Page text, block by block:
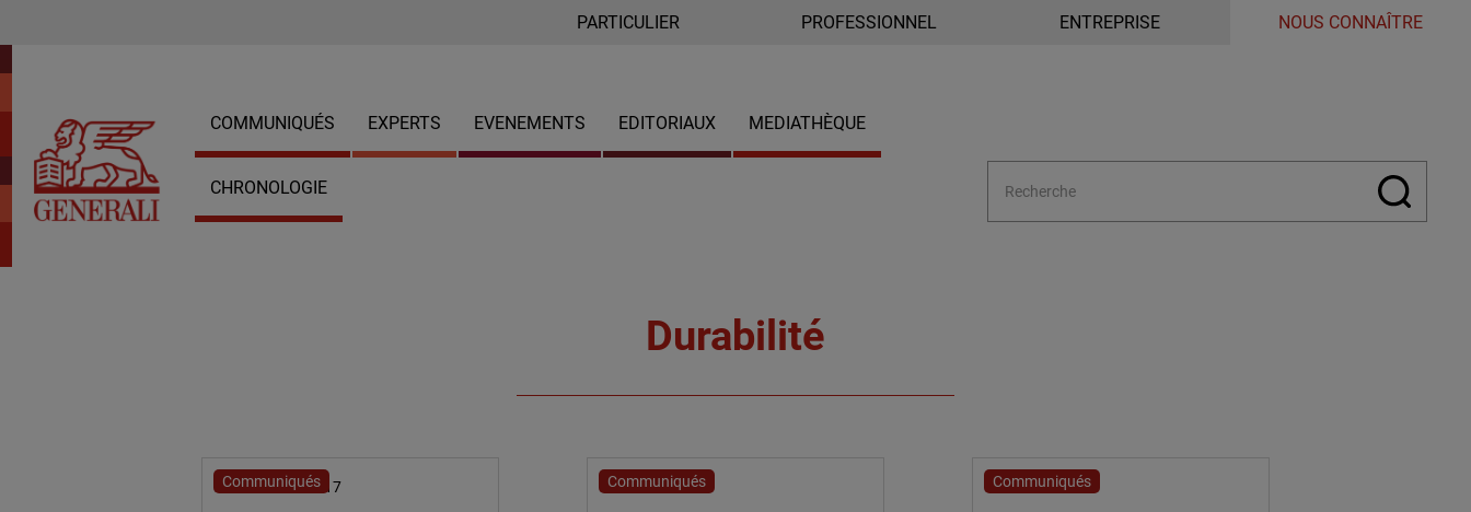
PARTICULIER PROFESSIONNEL ENTREPRISE NOUS CONNAÎTRE
COMMUNIQUÉS EXPERTS EVENEMENTS EDITORIAUX MEDIATHÈQUE
CHRONOLOGIE
Durabilité
Communiqués
22 novembre 2017 Communiqués
4 octobre 2017 Communiqués
4 octobre 2017